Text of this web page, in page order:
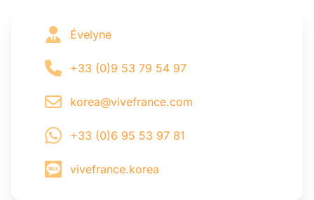
Évelyne
+33 (0)9 53 79 54 97
korea@vivefrance.com
+33 (0)6 95 53 97 81
vivefrance.korea